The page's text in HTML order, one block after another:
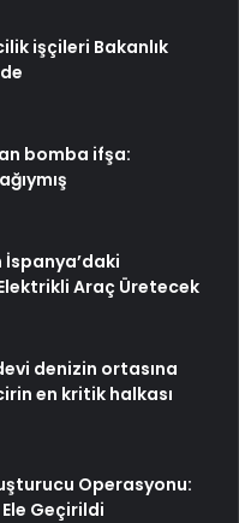
işçileri Bakanlık
bomba ifşa:
İspanya’daki
Araç Üretecek
denizin ortasına
en kritik halkası
Operasyonu:
Geçirildi